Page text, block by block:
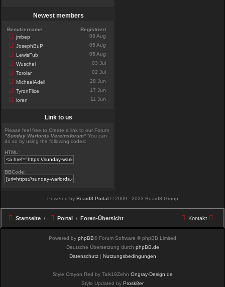
Newest members
Benutzername
Registriert
jmbep
08 Aug
JosephBuP
05 Aug
LewisFub
05 Aug
Wuschel
03 Jul
Torolar
02 Jul
MichaelAdell
28 Jun
TyronFlice
17 Jun
loren
11 Jun
Link to us
Please feel free to Create a link to our Forum
"Sunday Warlords Vereinsforum" You can
do so by using the following codes:
HTML:
BBCode:
Powered by Board3 Portal© 2009 - 2023 Board3 Group
Startseite Portal Foren-Übersicht Kontakt
Powered by phpBB® Forum Software © phpBB Limited
Deutsche Übersetzung durch phpBB.de
Datenschutz| Nutzungsbedingungen
Style Crayon Red by Talk19Zehn Ongray-Design.de
Style Updated by Prosk8er